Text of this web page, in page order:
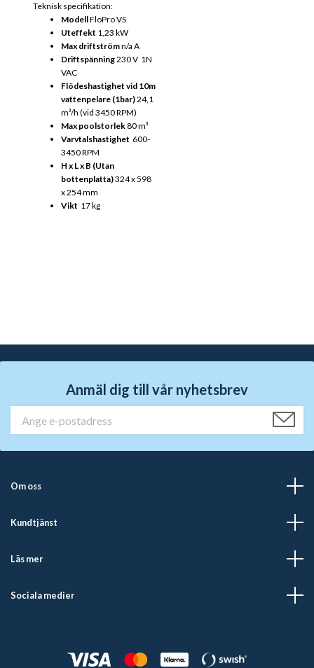
Teknisk specifikation:
ModellFloPro VS
Uteffekt 1,23 kW
Max driftströmn/a A
Driftspänning230 V 1N
VAC
Flödeshastighet vid 10m
vattenpelare (1bar)24,1
m³/h (vid 3450 RPM)
Max poolstorlek80 m³
Varvtalshastighet 600-
3450 RPM
H x L x B (Utan
bottenplatta)324 x 598
x 254 mm
Vikt 17 kg
Anmäl dig till vår nyhetsbrev
Om oss
Kundtjänst
Läs mer
Sociala medier